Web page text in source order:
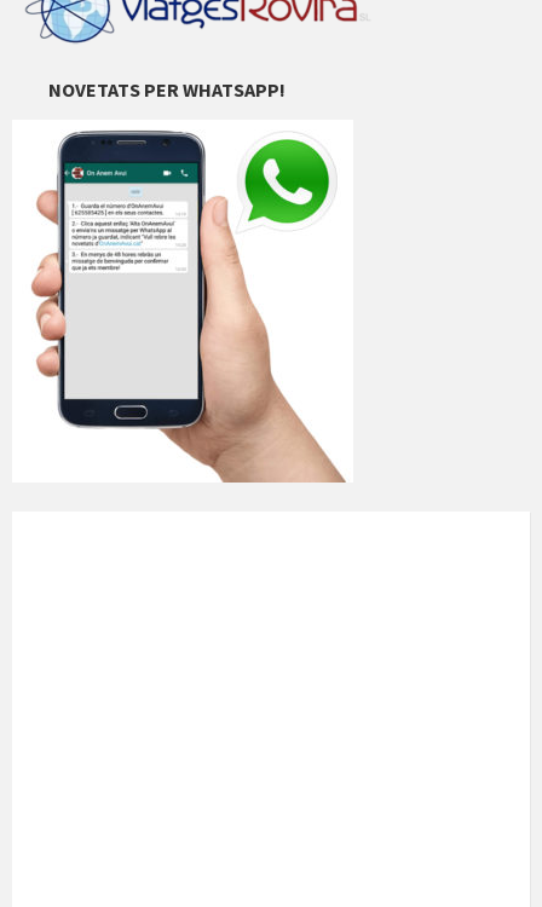
NOVETATS PER WHATSAPP!